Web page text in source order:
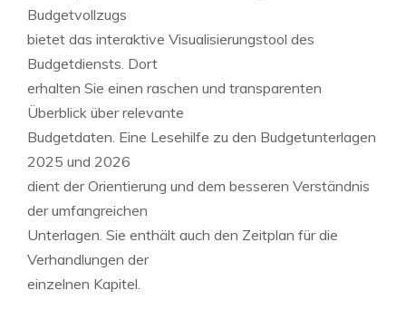
Budgetvollzugs
bietet das interaktive Visualisierungstool des
Budgetdiensts. Dort
erhalten Sie einen raschen und transparenten
Überblick über relevante
Budgetdaten. Eine Lesehilfe zu den Budgetunterlagen
2025 und 2026
dient der Orientierung und dem besseren Verständnis
der umfangreichen
Unterlagen. Sie enthält auch den Zeitplan für die
Verhandlungen der
einzelnen Kapitel.